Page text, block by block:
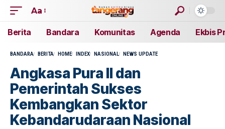
Aa
Berita Bandara Komunitas Agenda Ekbis
BANDARA BERITA HOME INDEX NASIONAL NEWS UPDATE
Angkasa Pura II dan
Pemerintah Sukses
Kembangkan Sektor
Kebandarudaraan Nasional